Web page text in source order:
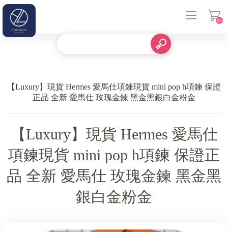
(0)
【Luxury】現貨 Hermes 愛馬仕項鍊現貨 mini pop h項鍊 保證
正品 全新 愛馬仕 玫瑰金鍊 黑金黑銀白金粉金
【Luxury】現貨 Hermes 愛馬仕
項鍊現貨 mini pop h項鍊 保證正
品 全新 愛馬仕 玫瑰金鍊 黑金黑
銀白金粉金